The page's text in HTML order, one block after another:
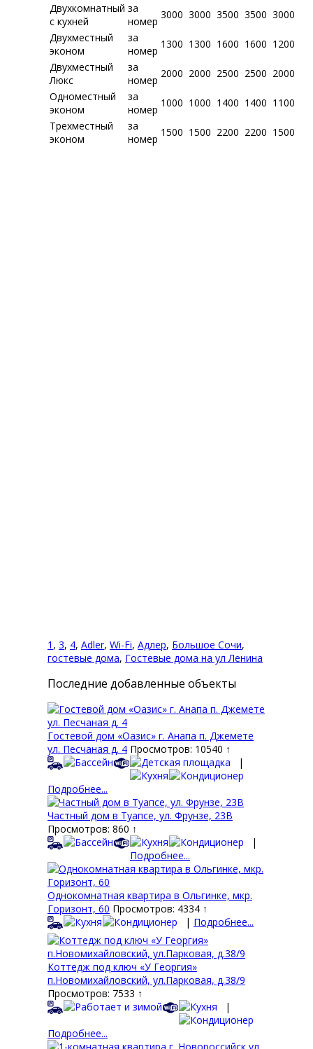
Двухкомнатный
с кухней
за
номер
3000 3000 3500 3500 3000
Двухместный
эконом
за
номер
1300 1300 1600 1600 1200
Двухместный
Люкс
за
номер
2000 2000 2500 2500 2000
Одноместный
эконом
за
номер
1000 1000 1400 1400 1100
Трехместный
эконом
за
номер
1500 1500 2200 2200 1500
1 , 3, 4, Adler, Wi-Fi, Адлер, Большое Сочи,
гостевые дома, Гостевые дома на ул Ленина
Последние добавленные объекты
Гостевой дом «Оазис» г. Анапа п. Джемете
ул. Песчаная д. 4 Просмотров: 10540 ↑
|
Подробнее...
Частный дом в Туапсе, ул. Фрунзе, 23В
Просмотров: 860 ↑
|
Подробнее...
Однокомнатная квартира в Ольгинке, мкр.
Горизонт, 60 Просмотров: 4334 ↑
| Подробнее...
Коттедж под ключ «У Георгия»
п.Новомихайловский, ул.Парковая, д.38/9
Просмотров: 7533 ↑
|
Подробнее...